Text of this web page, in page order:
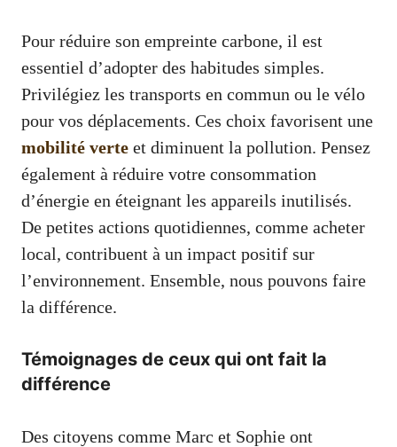
Pour réduire son empreinte carbone, il est
essentiel d’adopter des habitudes simples.
Privilégiez les transports en commun ou le vélo
pour vos déplacements. Ces choix favorisent une
mobilité verte et diminuent la pollution. Pensez
également à réduire votre consommation
d’énergie en éteignant les appareils inutilisés.
De petites actions quotidiennes, comme acheter
local, contribuent à un impact positif sur
l’environnement. Ensemble, nous pouvons faire
la différence.
Témoignages de ceux qui ont fait la
différence
Des citoyens comme Marc et Sophie ont